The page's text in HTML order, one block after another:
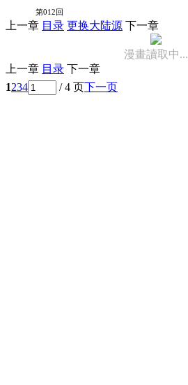
第012回
上一章 目录 更换大陆源 下一章
漫畫讀取中...
上一章 目录 下一章
1234 / 4 页下一页